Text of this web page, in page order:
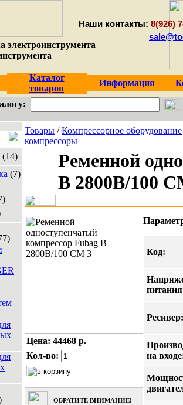
электроинструмента
Наши контакты: 8(926)
Каталог
товаров
Информация
(14)
(7)
Товары /Компрессорное оборудование
компрессоры
Ременной
B 2800B/100
Цена: 44468 р.
Кол-во:
ОБРАТИТЕ ВНИМАНИЕ!
Код:
Ресивер:
на